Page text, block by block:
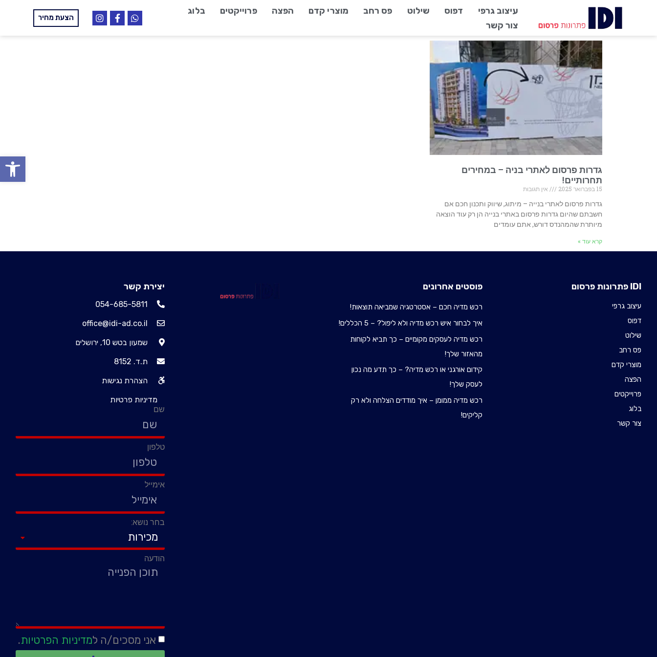
עיצוב גרפי דפוס שילוט פס רחב מוצרי קדם הפצה פרוייקטים
בלוג
צור קשר
הצעת מחיר
גדרות פרסום לאתרי בניה – במחירים
תחרותיים!
15 בפברואר 2025
אין תגובות
גדרות פרסום לאתרי בנייה – מיתוג, שיווק ותכנון חכם אם
חשבתם שהיום גדרות פרסום באתרי בנייה הן רק עוד הוצאה
מיותרת שהמהנדס דורש, אתם עומדים
קרא עוד »
IDI פתרונות פרסום
עיצוב גרפי
דפוס
שילוט
פס רחב
מוצרי קדם
הפצה
פרוייקטים
בלוג
צור קשר
פוסטים אחרונים
רכש מדיה חכם – אסטרטגיה שמביאה תוצאות!
איך לבחור איש רכש מדיה ולא ליפול? – 5 הכללים!
רכש מדיה לעסקים מקומיים – כך תביא לקוחות
מהאזור שלך!
קידום אורגני או רכש מדיה? – כך תדע מה נכון
לעסק שלך!
רכש מדיה ממומן – איך מודדים הצלחה ולא רק
קליקים!
יצירת קשר
054-685-5811
office@idi-ad.co.il
שמעון בטש 10, ירושלים
ת.ד. 8152
הצהרת נגישות
מדיניות פרטיות
שם
טלפון
אימייל
בחר נושא:
הודעה
אני מסכים/ה למדיניות הפרטיות.